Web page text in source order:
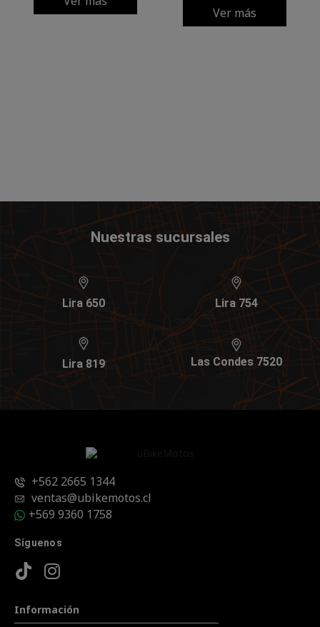
Ver más
Nuestras sucursales
Lira 650 Lira 754
Lira 819 Las Condes 7520
+562 2665 1344
ventas@ubikemotos.cl
+569 9360 1758
Síguenos
Información